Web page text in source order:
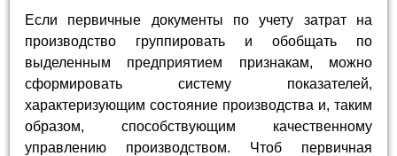
Если первичные документы по учету затрат на
производство группировать и обобщать по
выделенным предприятием признакам, можно
сформировать систему показателей,
характеризующим состояние производства и, таким
образом, способствующим качественному
управлению производством. Чтоб первичная